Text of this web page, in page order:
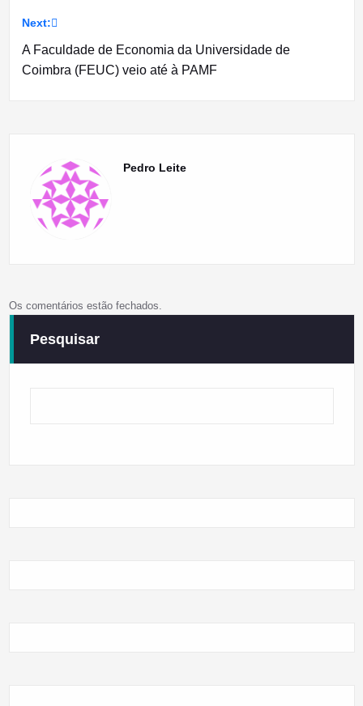
artigos
Next:
A Faculdade de Economia da Universidade de
Coimbra (FEUC) veio até à PAMF
Pedro Leite
Os comentários estão fechados.
Pesquisar